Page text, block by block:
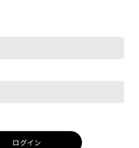
ログイン